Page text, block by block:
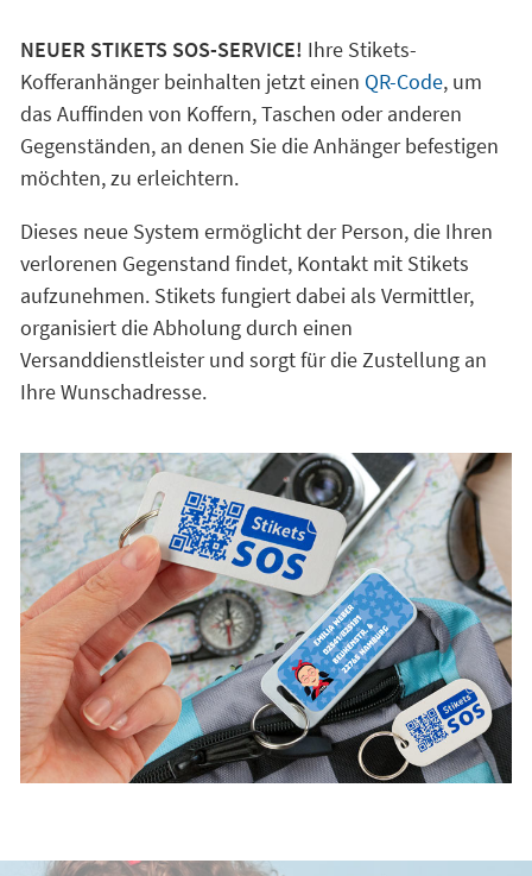
NEUER STIKETS SOS-SERVICE! Ihre Stikets-
Kofferanhänger beinhalten jetzt einen QR-Code, um
das Auffinden von Koffern, Taschen oder anderen
Gegenständen, an denen Sie die Anhänger befestigen
möchten, zu erleichtern.
Dieses neue System ermöglicht der Person, die Ihren
verlorenen Gegenstand findet, Kontakt mit Stikets
aufzunehmen. Stikets fungiert dabei als Vermittler,
organisiert die Abholung durch einen
Versanddienstleister und sorgt für die Zustellung an
Ihre Wunschadresse.